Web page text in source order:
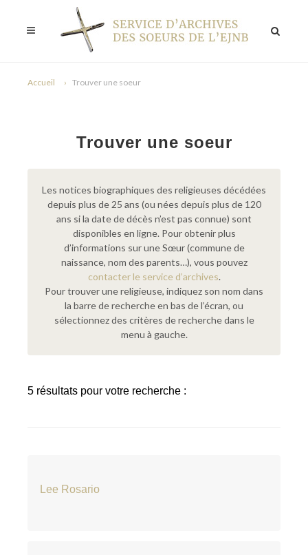
Accueil Trouver une soeur
Trouver une soeur
Les notices biographiques des religieuses décédées
depuis plus de 25 ans (ou nées depuis plus de 120
ans si la date de décès n’est pas connue) sont
disponibles en ligne. Pour obtenir plus
d’informations sur une Sœur (commune de
naissance, nom des parents…), vous pouvez
contacter le service d’archives.
Pour trouver une religieuse, indiquez son nom dans
la barre de recherche en bas de l’écran, ou
sélectionnez des critères de recherche dans le
menu à gauche.
5 résultats pour votre recherche :
Lee Rosario